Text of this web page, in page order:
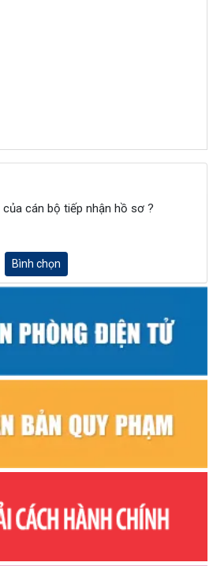
cán bộ tiếp nhận hồ sơ ?
Bình chọn